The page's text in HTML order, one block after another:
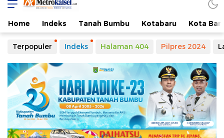
Home Indeks Tanah Bumbu Kotabaru Kota
Terpopuler Indeks Halaman 404 Pilpres 2024